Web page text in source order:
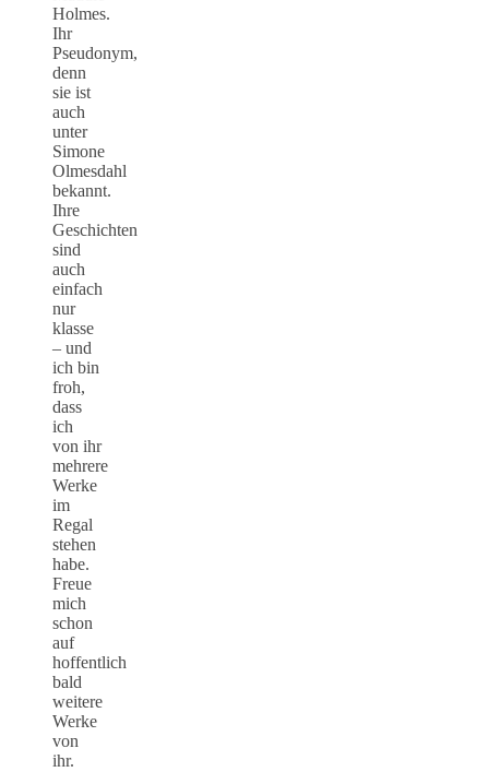
Holmes.
Ihr
Pseudonym,
denn
sie ist
auch
unter
Simone
Olmesdahl
bekannt.
Ihre
Geschichten
sind
auch
einfach
nur
klasse
– und
ich bin
froh,
dass
ich
von ihr
mehrere
Werke
im
Regal
stehen
habe.
Freue
mich
schon
auf
hoffentlich
bald
weitere
Werke
von
ihr.